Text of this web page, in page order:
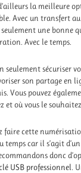
la meilleure
Avec un transfert
une bonne
Avec le temps.
seulement sécuriser
son partage en
Vous pouvez
et où vous le souhaitez.
faire cette
car il s’agit d’un
donc
USB professionnel .